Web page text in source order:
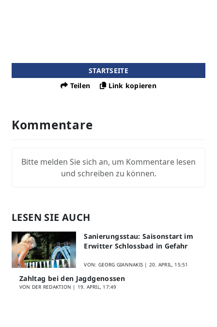
STARTSEITE
Teilen
Link kopieren
Kommentare
Bitte melden Sie sich an, um Kommentare lesen
und schreiben zu können.
LESEN SIE AUCH
Sanierungsstau: Saisonstart im
Erwitter Schlossbad in Gefahr
VON: GEORG GIANNAKIS | 20. APRIL, 15:51
Zahltag bei den Jagdgenossen
VON DER REDAKTION | 19. APRIL, 17:49